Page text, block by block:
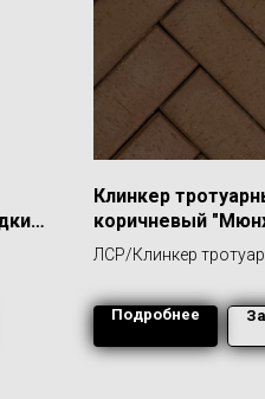
Клинкер
коричневый
ЛСР/Клинкер
Подробнее